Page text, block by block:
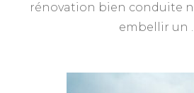
rénovation bien conduite
embellir un